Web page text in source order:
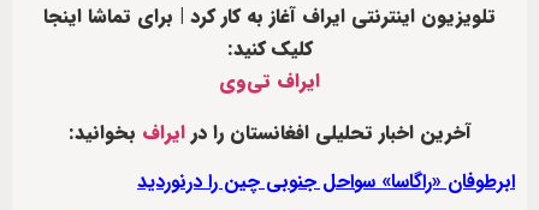
تلویزیون اینترنتی ایراف آغاز به کار کرد | برای تماشا اینجا
کلیک کنید:
ایراف تی‌وی
آخرین اخبار تحلیلی افغانستان را درایراف بخوانید:
ابرطوفان «راگاسا» سواحل جنوبی چین را درنوردید